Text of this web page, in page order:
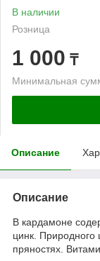
В наличии
Розница
1 000 ₸
Минимальная
Описание
Описание
В кардамоне
цинк. Природного
пряностях.